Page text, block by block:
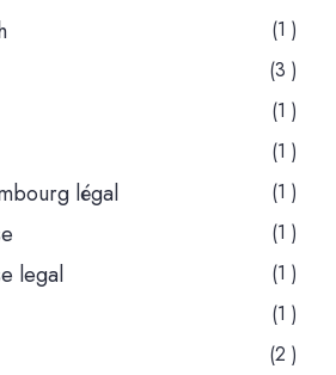
(1 )
(3 )
(1 )
(1 )
légal (1 )
(1 )
legal (1 )
(1 )
(2 )